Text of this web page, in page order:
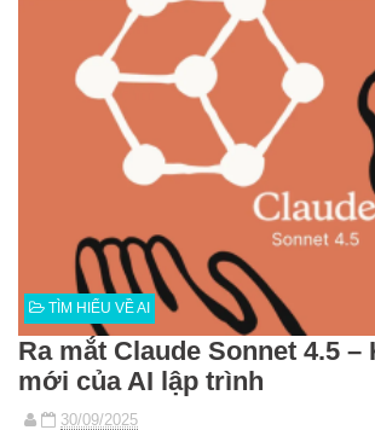
TÌM HIỂU VỀ AI
Ra mắt Claude Sonnet 4.5 –
mới của AI lập trình
30/09/2025